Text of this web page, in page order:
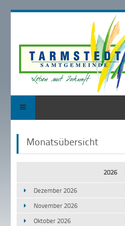
Monatsübersicht
2026
Dezember 2026
November 2026
Oktober 2026